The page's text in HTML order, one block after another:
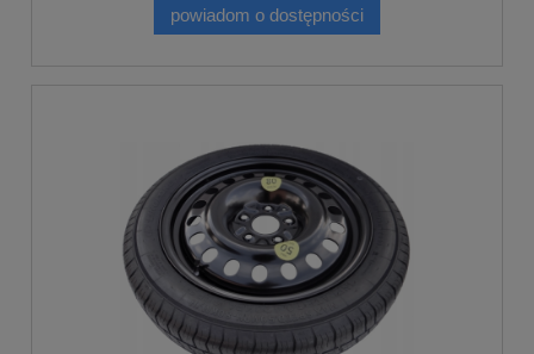
powiadom o dostępności